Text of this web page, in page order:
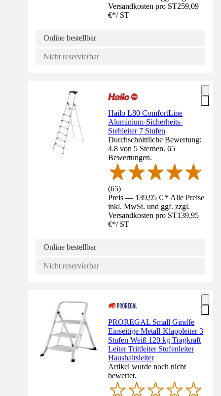
Versandkosten pro ST259,09
€*/ ST
Online bestellbar
Nicht reservierbar
Hailo L80 ComfortLine
Aluminium-Sicherheits-
Stehleiter 7 Stufen
Durchschnittliche Bewertung:
4.8 von 5 Sternen. 65
Bewertungen.
(65)
Preis — 139,95 € * Alle Preise
inkl. MwSt. und ggf. zzgl.
Versandkosten pro ST139,95
€*/ ST
Online bestellbar
Nicht reservierbar
PROREGAL Small Giraffe
Einseitige Metall-Klappleiter 3
Stufen Weiß 120 kg Tragkraft
Leiter Trittleiter Stufenleiter
Haushaltsleiter
Artikel wurde noch nicht
bewertet.